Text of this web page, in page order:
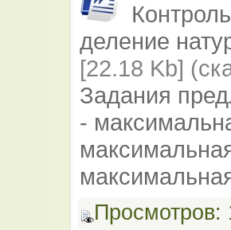
деление
[22.18 Kb]
Задания
-